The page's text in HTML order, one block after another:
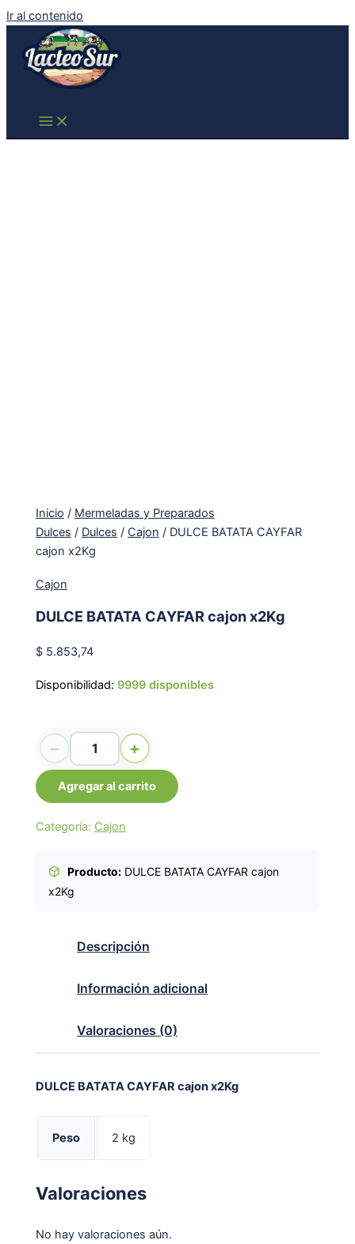
Ir al contenido
Inicio / Mermeladas y Preparados
Dulces / Dulces / Cajon / DULCE BATATA CAYFAR
cajon x2Kg
Cajon
DULCE BATATA CAYFAR cajon x2Kg
$ 5.853,74
Disponibilidad: 9999 disponibles
− +
Agregar al carrito
Categoría: Cajon
Producto: DULCE BATATA CAYFAR cajon
x2Kg
Descripción
Información adicional
Valoraciones (0)
DULCE BATATA CAYFAR cajon x2Kg
Peso 2 kg
Valoraciones
No hay valoraciones aún.